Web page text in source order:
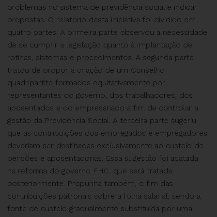
problemas no sistema de previdência social e indicar
propostas. O relatório desta iniciativa foi dividido em
quatro partes. A primeira parte observou à necessidade
de se cumprir a legislação quanto à implantação de
rotinas, sistemas e procedimentos. A segunda parte
tratou de propor a criação de um Conselho
quadripartite formados equitativamente por
representantes do governo, dos trabalhadores, dos
aposentados e do empresariado a fim de controlar a
gestão da Previdência Social. A terceira parte sugeriu
que as contribuições dos empregados e empregadores
deveriam ser destinadas exclusivamente ao custeio de
pensões e aposentadorias. Essa sugestão foi acatada
na reforma do governo FHC, que será tratada
posteriormente. Propunha também, o fim das
contribuições patronais sobre a folha salarial, sendo a
fonte de custeio gradualmente substituída por uma